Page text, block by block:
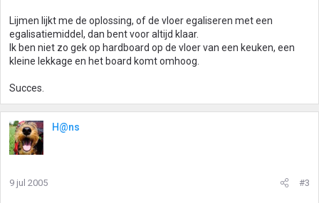
Lijmen lijkt me de oplossing, of de vloer egaliseren met een
egalisatiemiddel, dan bent voor altijd klaar.
Ik ben niet zo gek op hardboard op de vloer van een keuken, een
kleine lekkage en het board komt omhoog.
Succes.
H@ns
9 jul 2005 #3